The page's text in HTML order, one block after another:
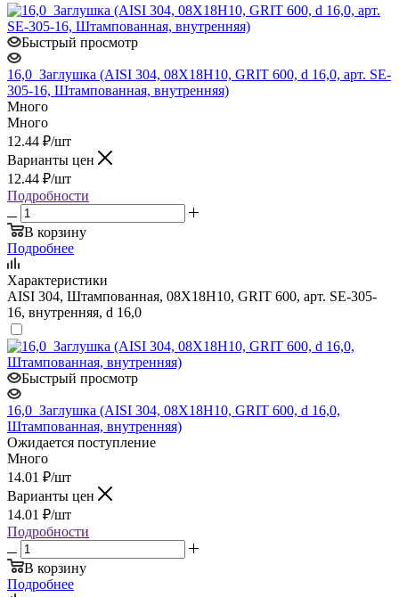
Быстрый просмотр
16,0_Заглушка (AISI 304, 08Х18Н10, GRIT 600, d 16,0, арт. SE-
305-16, Штампованная, внутренняя)
Много
Много
12.44 ₽/шт
Варианты цен
12.44 ₽/шт
Подробности
В корзину
Подробнее
Характеристики
AISI 304, Штампованная, 08Х18Н10, GRIT 600, арт. SE-305-
16, внутренняя, d 16,0
Быстрый просмотр
16,0_Заглушка (AISI 304, 08Х18Н10, GRIT 600, d 16,0,
Штампованная, внутренняя)
Ожидается поступление
Много
14.01 ₽/шт
Варианты цен
14.01 ₽/шт
Подробности
В корзину
Подробнее